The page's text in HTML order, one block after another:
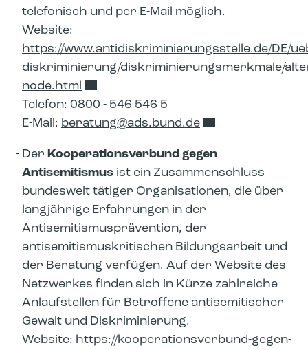
telefonisch und per E-Mail möglich.
Website:
https://www.antidiskriminierungsstelle.de/DE/
diskriminierung/diskriminierungsmerkmale/
node.html
Telefon: 0800 - 546 546 5
E-Mail: beratung​ ads.bund.de
Der Kooperationsverbund gegen
Antisemitismus ist ein Zusammenschluss
bundesweit tätiger Organisationen, die über
langjährige Erfahrungen in der
Antisemitismusprävention, der
antisemitismuskritischen Bildungsarbeit und
der Beratung verfügen. Auf der Website des
Netzwerkes finden sich in Kürze zahlreiche
Anlaufstellen für Betroffene antisemitischer
Gewalt und Diskriminierung.
Website: https://kooperationsverbund-gegen-